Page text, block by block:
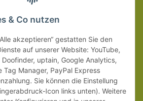
(Festland) ab 99 € * Warenwert
entnehmen Sie bitte unserenLiefer-
.
& Co nutzen
akzeptieren“ gestatten Sie den
auf unserer Website: YouTube,
uptain, Google Analytics,
Tag Manager, PayPal Express
Sie können die Einstellung
Icon links unten). Weitere